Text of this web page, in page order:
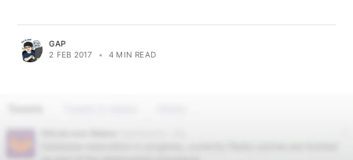
GAP
2 FEB 2017
• 4 MIN READ